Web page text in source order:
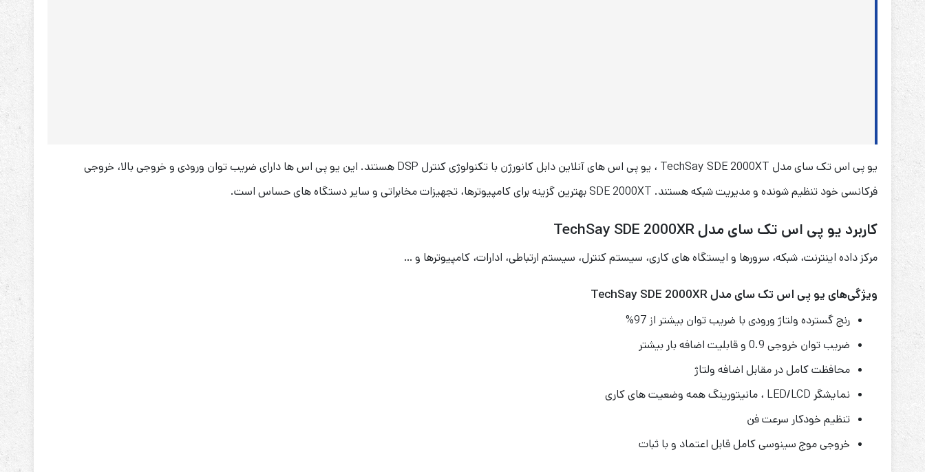
یو پی اس تک سای مدل TechSay SDE 2000XT ، یو پی اس های آنلاین دابل کانورژن با تکنولوژی کنترل DSP هستند. این یو پی اس ها دارای ضریب توان ورودی و خروجی بالا، خروجی
فرکانسی خود تنظیم شونده و مدیریت شبکه هستند. SDE 2000XT بهترین گزینه برای کامپیوترها، تجهیزات مخابراتی و سایر دستگاه های حساس است.
کاربرد یو پی اس تک سای مدل TechSay SDE 2000XR
مرکز داده اینترنت، شبکه، سرورها و ایستگاه های کاری، سیستم کنترل، سیستم ارتباطی، ادارات، کامپیوترها و …
ویژگی‌های یو پی اس تک سای مدل TechSay SDE 2000XR
رنج گسترده ولتاژ ورودی با ضریب توان بیشتر از 97%
ضریب توان خروجی 0.9 و قابلیت اضافه بار بیشتر
محافظت کامل در مقابل اضافه ولتاژ
نمایشگر LED/LCD ، مانیتورینگ همه وضعیت های کاری
تنظیم خودکار سرعت فن
خروجی موج سینوسی کامل قابل اعتماد و با ثبات